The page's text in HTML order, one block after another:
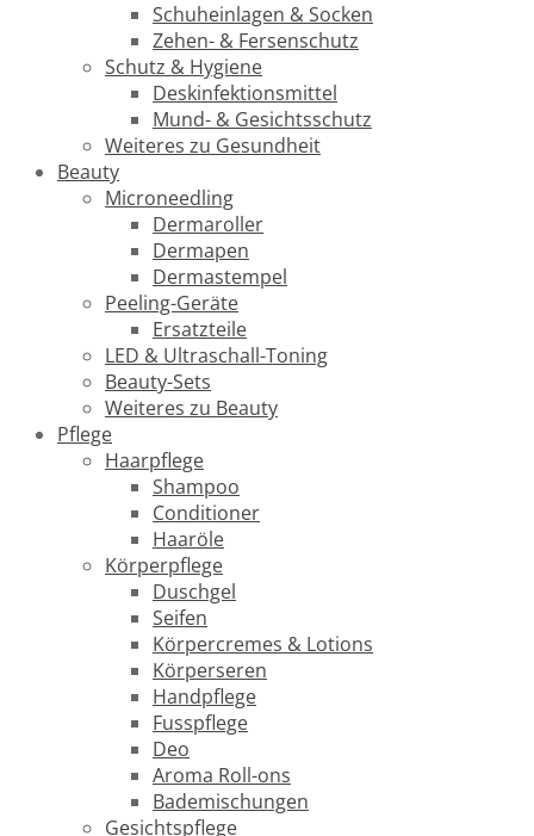
Schuheinlagen & Socken
Zehen- & Fersenschutz
Schutz & Hygiene
Deskinfektionsmittel
Mund- & Gesichtsschutz
Weiteres zu Gesundheit
Beauty
Microneedling
Dermaroller
Dermapen
Dermastempel
Peeling-Geräte
Ersatzteile
LED & Ultraschall-Toning
Beauty-Sets
Weiteres zu Beauty
Pflege
Haarpflege
Shampoo
Conditioner
Haaröle
Körperpflege
Duschgel
Seifen
Körpercremes & Lotions
Körperseren
Handpflege
Fusspflege
Deo
Aroma Roll-ons
Bademischungen
Gesichtspflege